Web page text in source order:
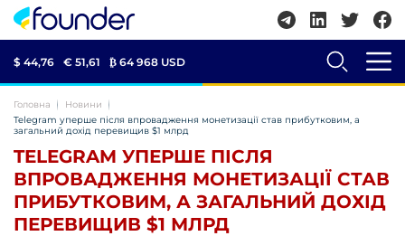
$ 44,76 € 51,61 ₿ 64 968 USD
Головна
Новини
Telegram уперше після впровадження монетизації став прибутковим, а
загальний дохід перевищив $1 млрд
TELEGRAM УПЕРШЕ ПІСЛЯ
ВПРОВАДЖЕННЯ МОНЕТИЗАЦІЇ СТАВ
ПРИБУТКОВИМ, А ЗАГАЛЬНИЙ ДОХІД
ПЕРЕВИЩИВ $1 МЛРД